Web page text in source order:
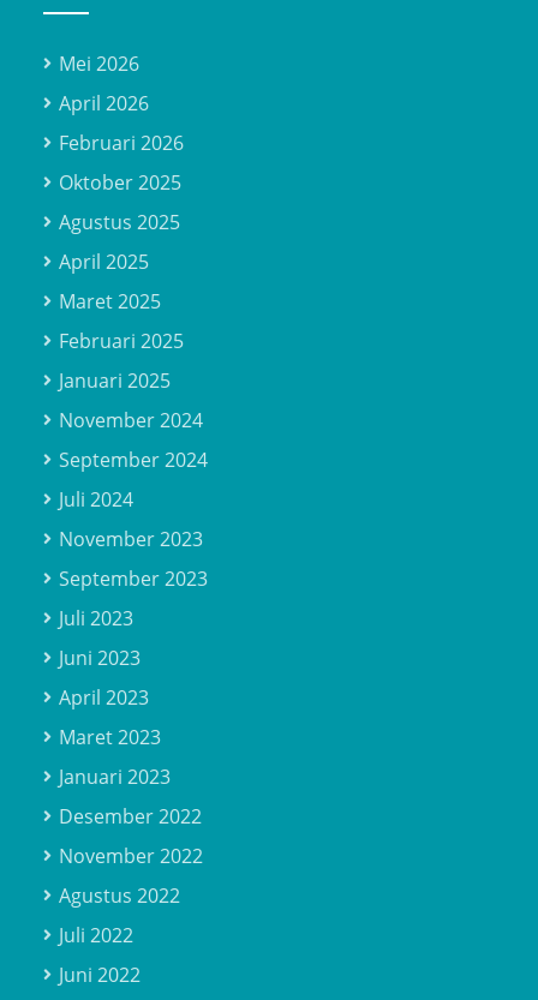
Mei 2026
April 2026
Februari 2026
Oktober 2025
Agustus 2025
April 2025
Maret 2025
Februari 2025
Januari 2025
November 2024
September 2024
Juli 2024
November 2023
September 2023
Juli 2023
Juni 2023
April 2023
Maret 2023
Januari 2023
Desember 2022
November 2022
Agustus 2022
Juli 2022
Juni 2022